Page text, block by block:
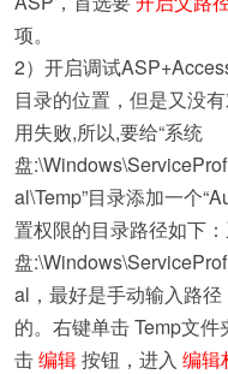
项。
2）开启调试
目录的位置，但是又没
用失败,所以,要给“系统
盘
al\Temp”目录添加一个
置权限的目录路径如下
盘
al，最好是手动输入路
的。右键单击 Temp文
击编辑按钮，进入 编辑